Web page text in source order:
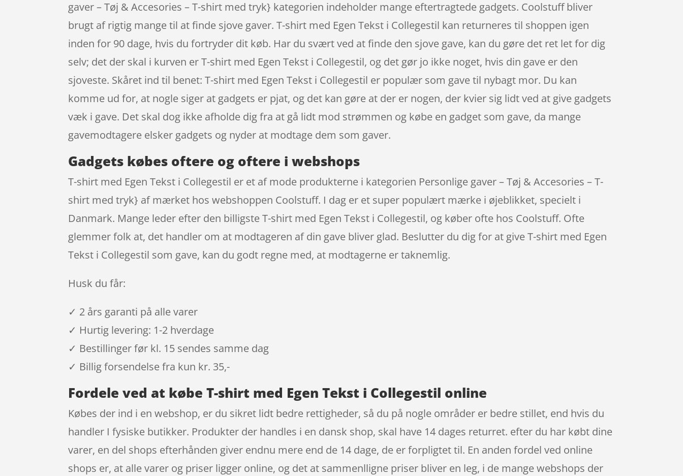
gaver – Tøj & Accesories – T-shirt med tryk} kategorien indeholder mange eftertragtede gadgets. Coolstuff bliver
brugt af rigtig mange til at finde sjove gaver. T-shirt med Egen Tekst i Collegestil kan returneres til shoppen igen
inden for 90 dage, hvis du fortryder dit køb. Har du svært ved at finde den sjove gave, kan du gøre det ret let for dig
selv; det der skal i kurven er T-shirt med Egen Tekst i Collegestil, og det gør jo ikke noget, hvis din gave er den
sjoveste. Skåret ind til benet: T-shirt med Egen Tekst i Collegestil er populær som gave til nybagt mor. Du kan
komme ud for, at nogle siger at gadgets er pjat, og det kan gøre at der er nogen, der kvier sig lidt ved at give gadgets
væk i gave. Det skal dog ikke afholde dig fra at gå lidt mod strømmen og købe en gadget som gave, da mange
gavemodtagere elsker gadgets og nyder at modtage dem som gaver.
Gadgets købes oftere og oftere i webshops
T-shirt med Egen Tekst i Collegestil er et af mode produkterne i kategorien Personlige gaver – Tøj & Accesories – T-
shirt med tryk} af mærket hos webshoppen Coolstuff. I dag er et super populært mærke i øjeblikket, specielt i
Danmark. Mange leder efter den billigste T-shirt med Egen Tekst i Collegestil, og køber ofte hos Coolstuff. Ofte
glemmer folk at, det handler om at modtageren af din gave bliver glad. Beslutter du dig for at give T-shirt med Egen
Tekst i Collegestil som gave, kan du godt regne med, at modtagerne er taknemlig.
Husk du får:
✓ 2 års garanti på alle varer
✓ Hurtig levering: 1-2 hverdage
✓ Bestillinger før kl. 15 sendes samme dag
✓ Billig forsendelse fra kun kr. 35,-
Fordele ved at købe T-shirt med Egen Tekst i Collegestil online
Købes der ind i en webshop, er du sikret lidt bedre rettigheder, så du på nogle områder er bedre stillet, end hvis du
handler I fysiske butikker. Produkter der handles i en dansk shop, skal have 14 dages returret. efter du har købt dine
varer, en del shops efterhånden giver endnu mere end de 14 dage, de er forpligtet til. En anden fordel ved online
shops er, at alle varer og priser ligger online, og det at sammenlligne priser bliver en leg, i de mange webshops der